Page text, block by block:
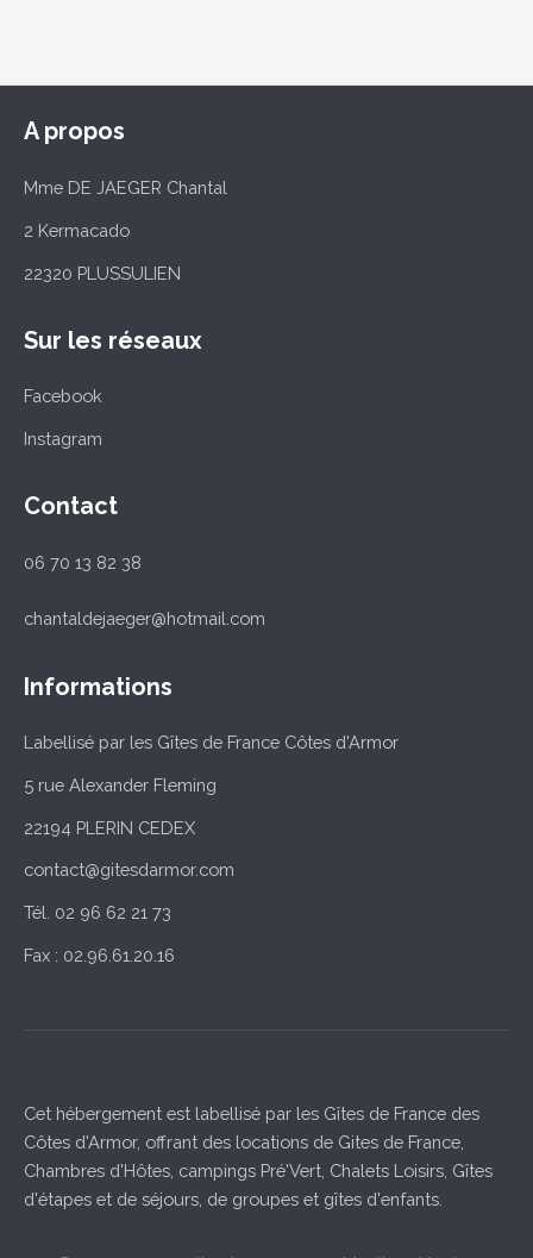
A propos
Mme DE JAEGER Chantal
2 Kermacado
22320 PLUSSULIEN
Sur les réseaux
Facebook
Instagram
Contact
06 70 13 82 38
chantaldejaeger@hotmail.com
Informations
Labellisé par les Gîtes de France Côtes d'Armor
5 rue Alexander Fleming
22194 PLERIN CEDEX
contact@gitesdarmor.com
Tél. 02 96 62 21 73
Fax : 02.96.61.20.16
Cet hébergement est labellisé par les Gîtes de France des
Côtes d'Armor, offrant des locations de Gites de France,
Chambres d'Hôtes, campings Pré'Vert, Chalets Loisirs, Gîtes
d'étapes et de séjours, de groupes et gîtes d'enfants.